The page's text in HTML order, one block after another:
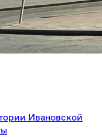
Ивановской